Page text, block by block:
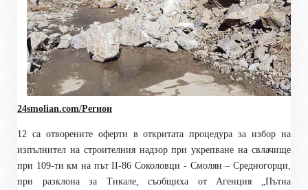
24smolian.com/Регион
12 са отворените оферти в откритата процедура за избор на
изпълнител на строителния надзор при укрепване на свлачище
при 109-ти км на път II-86 Соколовци - Смолян – Средногорци,
при разклона за Тикале, съобщиха от Агенция „Пътна